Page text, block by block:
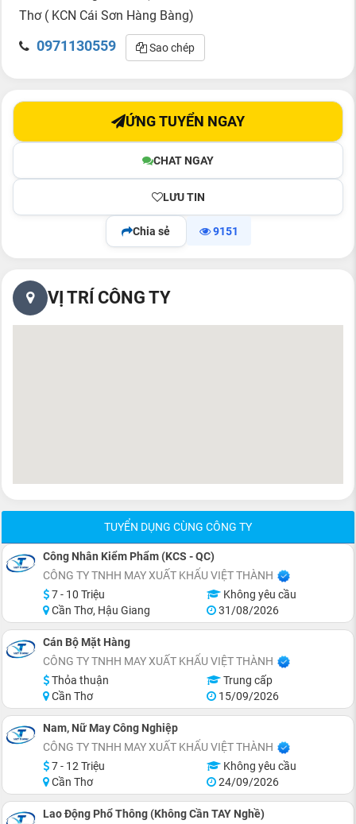
Thơ ( KCN Cái Sơn Hàng Bàng)
0971130559 Sao chép
CHAT NGAY
LƯU TIN
ỨNG TUYỂN NGAY
Chia sẻ 9151
VỊ TRÍ CÔNG TY
TUYỂN DỤNG CÙNG CÔNG TY
Công Nhân Kiểm Phẩm (KCS - QC)
CÔNG TY TNHH MAY XUẤT KHẨU VIỆT THÀNH
7 - 10 Triệu
Không yêu cầu
Cần Thơ, Hậu Giang
31/08/2026
Cán Bộ Mặt Hàng
CÔNG TY TNHH MAY XUẤT KHẨU VIỆT THÀNH
Thỏa thuận
Trung cấp
Cần Thơ
15/09/2026
Nam, Nữ May Công Nghiệp
CÔNG TY TNHH MAY XUẤT KHẨU VIỆT THÀNH
7 - 12 Triệu
Không yêu cầu
Cần Thơ
24/09/2026
Lao Động Phổ Thông (Không Cần TAY Nghề)